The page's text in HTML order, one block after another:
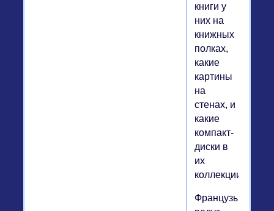
книги у
них на
книжных
полках,
какие
картины
на
стенах, и
какие
компакт-
диски в
их
коллекции.
Французы